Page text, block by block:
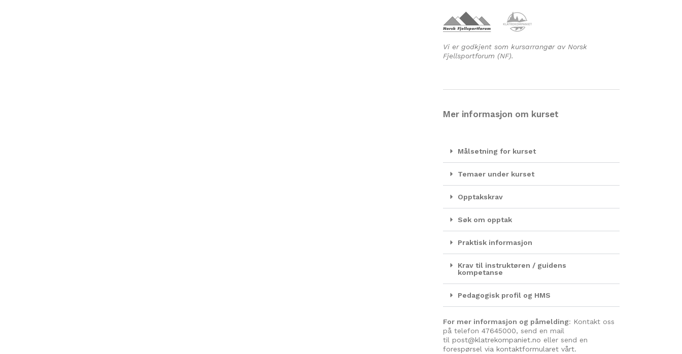
Vi er godkjent som kursarrangør av Norsk
Fjellsportforum (NF).
Mer informasjon om kurset
Målsetning for kurset
Temaer under kurset
Opptakskrav
Søk om opptak
Praktisk informasjon
Krav til instruktøren / guidens
kompetanse
Pedagogisk profil og HMS
For mer informasjon og påmelding: Kontakt oss
på telefon 47645000, send en mail
til post@klatrekompaniet.no eller send en
forespørsel via kontaktformularet vårt.